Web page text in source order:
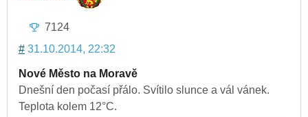
7124
# 31.10.2014, 22:32
Nové Město na Moravě
Dnešní den počasí přálo. Svítilo slunce a vál vánek.
Teplota kolem 12°C.